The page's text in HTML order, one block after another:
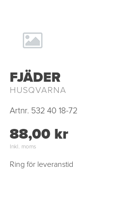
FJÄDER
HUSQVARNA
Artnr. 532 40 18-72
88,00 kr
Inkl. moms
Ring för leveranstid